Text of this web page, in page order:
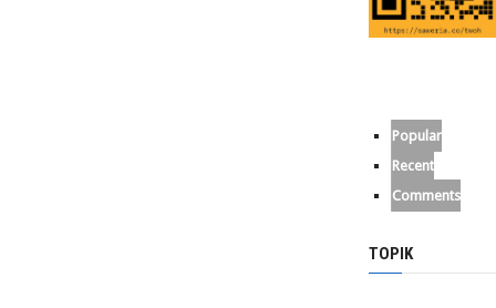
Popular
Recent
Comments
TOPIK